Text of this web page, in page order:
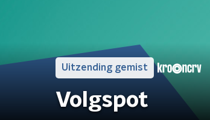
Uitzending gemist
Volgspot